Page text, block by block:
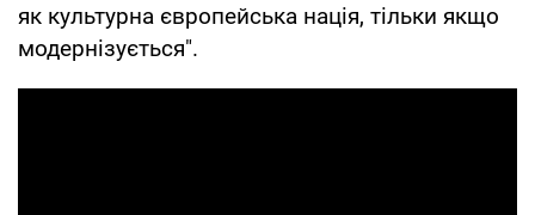
як культурна європейська нація, тільки якщо
модернізується".